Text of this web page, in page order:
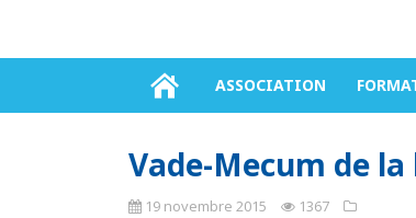
ASSOCIATION
Vade-Mecum de
19 novembre 2015 1367